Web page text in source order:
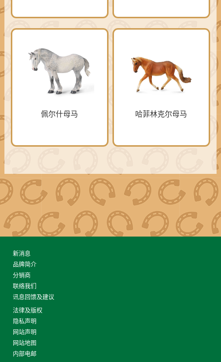
佩尔什母马 哈菲林克尔母马
新消息
品牌简介
分销商
联络我们
讯息回馈及建议
法律及版权
隐私声明
网站声明
网站地图
内部电邮